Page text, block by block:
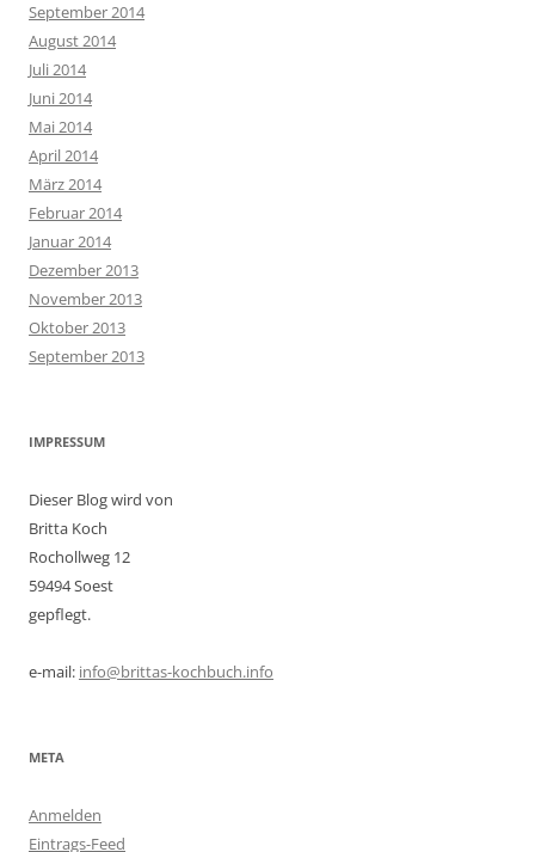
September 2014
August 2014
Juli 2014
Juni 2014
Mai 2014
April 2014
März 2014
Februar 2014
Januar 2014
Dezember 2013
November 2013
Oktober 2013
September 2013
IMPRESSUM
Dieser Blog wird von
Britta Koch
Rochollweg 12
59494 Soest
gepflegt.
e-mail: info@brittas-kochbuch.info
META
Anmelden
Eintrags-Feed